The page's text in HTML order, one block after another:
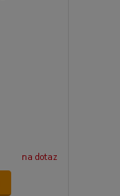
na dotaz